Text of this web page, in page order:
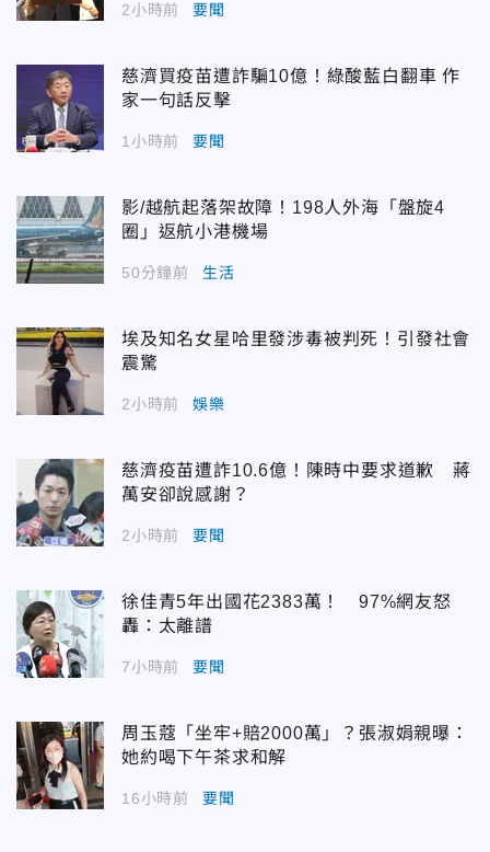
2小時前 要聞
慈濟買疫苗遭詐騙10億！綠酸藍白翻車 作
家一句話反擊
1小時前 要聞
影/越航起落架故障！198人外海「盤旋4
圈」返航小港機場
50分鐘前 生活
埃及知名女星哈里發涉毒被判死！引發社會
震驚
2小時前 娛樂
慈濟疫苗遭詐10.6億！陳時中要求道歉 蔣
萬安卻說感謝？
2小時前 要聞
徐佳青5年出國花2383萬！ 97%網友怒
轟：太離譜
7小時前 要聞
周玉蔻「坐牢+賠2000萬」？張淑娟親曝：
她約喝下午茶求和解
16小時前 要聞